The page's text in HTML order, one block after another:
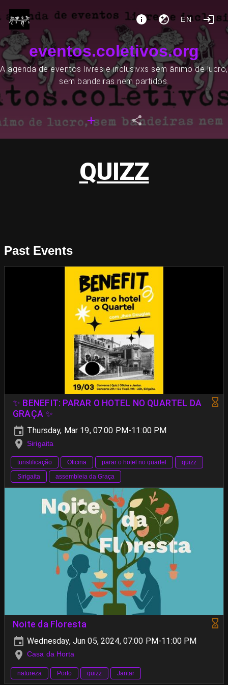
EN
eventos.coletivos.org
A agenda de eventos livres e inclusivxs sem ânimo de lucro,
sem bandeiras nem partidos.
QUIZZ
Past Events
✨ BENEFIT: PARAR O HOTEL NO QUARTEL DA
GRAÇA ✨
Thursday, Mar 19, 07:00 PM-11:00 PM
Sirigaita
turistificação Oficina parar o hotel no quartel
quizz
Sirigaita
assembleia da Graça
Noite da Floresta
Wednesday, Jun 05, 2024, 07:00 PM-11:00 PM
Casa da Horta
natureza Porto quizz Jantar